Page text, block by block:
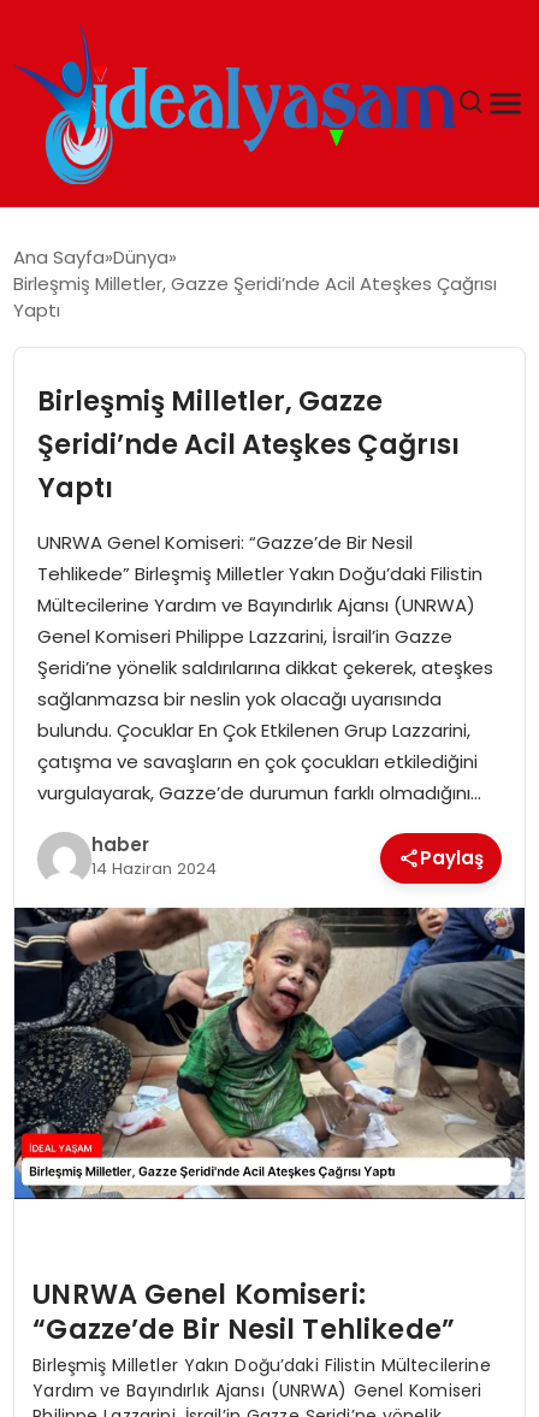
GÜNDEM
İDEAL YAŞAM
İDEAL SPOR
YAŞAM
MAGAZIN
SAĞLIK
SOSYAL HABER
Ana Sayfa Dünya
Birleşmiş Milletler, Gazze Şeridi’nde Acil Ateşkes Çağrısı
Yaptı
Birleşmiş Milletler, Gazze
Şeridi’nde Acil Ateşkes Çağrısı
Yaptı
UNRWA Genel Komiseri: “Gazze’de Bir Nesil
Tehlikede” Birleşmiş Milletler Yakın Doğu’daki Filistin
Mültecilerine Yardım ve Bayındırlık Ajansı (UNRWA)
Genel Komiseri Philippe Lazzarini, İsrail’in Gazze
Şeridi’ne yönelik saldırılarına dikkat çekerek, ateşkes
sağlanmazsa bir neslin yok olacağı uyarısında
bulundu. Çocuklar En Çok Etkilenen Grup Lazzarini,
çatışma ve savaşların en çok çocukları etkilediğini
vurgulayarak, Gazze’de durumun farklı olmadığını…
haber
14 Haziran 2024 Paylaş
UNRWA Genel Komiseri:
“Gazze’de Bir Nesil Tehlikede”
Birleşmiş Milletler Yakın Doğu’daki Filistin Mültecilerine
Yardım ve Bayındırlık Ajansı (UNRWA) Genel Komiseri